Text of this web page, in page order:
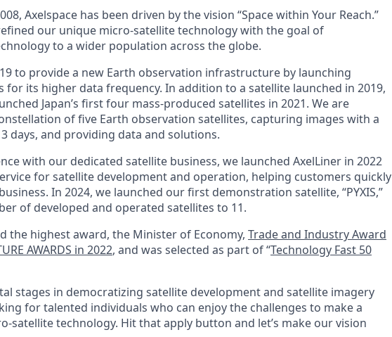
Axelspace has been driven by the vision “Space within Your Reach.”
our unique micro-satellite technology with the goal of
to a wider population across the globe.
to provide a new Earth observation infrastructure by launching
for its higher data frequency. In addition to a satellite launched in 2019,
Japan’s first four mass-produced satellites in 2021. We are
of five Earth observation satellites, capturing images with a
days, and providing data and solutions.
with our dedicated satellite business, we launched AxelLiner in 2022
for satellite development and operation, helping customers quickly
In 2024, we launched our first demonstration satellite, “PYXIS,”
of developed and operated satellites to 11.
the highest award, the Minister of Economy, Trade and Industry Award
AWARDS in 2022, and was selected as part of “Technology Fast 50
stages in democratizing satellite development and satellite imagery
for talented individuals who can enjoy the challenges to make a
satellite technology. Hit that apply button and let’s make our vision